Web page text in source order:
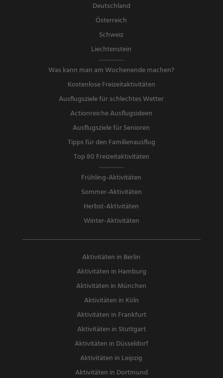
Deutschland
Österreich
Schweiz
Liechtenstein
Was kann man am Wochenende machen?
Kostenlose Freizeitaktivitäten
Ausflugsziele für schlechtes Wetter
Actionreiche Ausflugsideen
Ausflugsziele für Senioren
Tipps für den Familienausflug
Top 80 Freizeitaktivitäten
Frühling-Aktivitäten
Sommer-Aktivitäten
Herbst-Aktivitäten
Winter-Aktivitäten
Aktivitäten in Berlin
Aktivitäten in Hamburg
Aktivitäten in München
Aktivitäten in Köln
Aktivitäten in Frankfurt
Aktivitäten in Stuttgart
Aktivitäten in Düsseldorf
Aktivitäten in Leipzig
Aktivitäten in Dortmund